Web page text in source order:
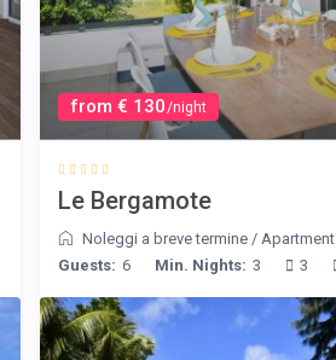
from € 130/night
Le Bergamote
Noleggi a breve termine/ Apartment
Guests: 6 Min. Nights: 3 3